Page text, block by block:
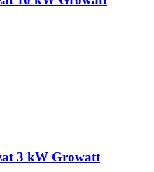
3 kW Growatt